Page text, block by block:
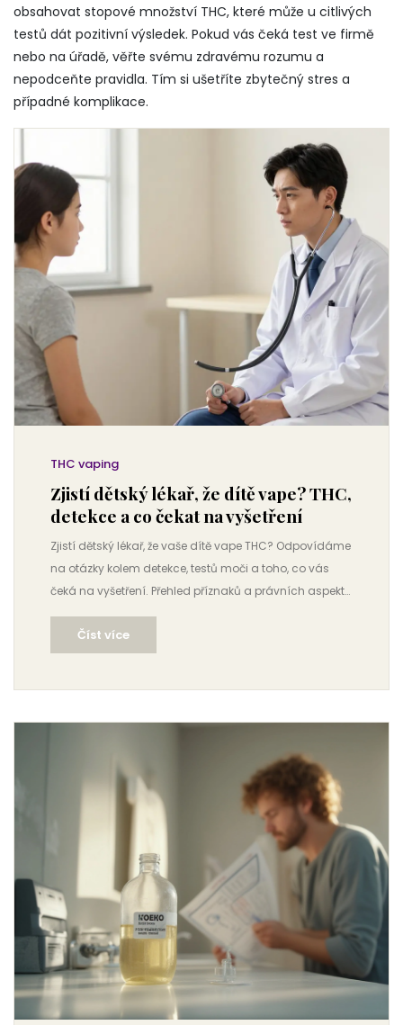
obsahovat stopové množství THC, které může u citlivých
testů dát pozitivní výsledek. Pokud vás čeká test ve firmě
nebo na úřadě, věřte svému zdravému rozumu a
nepodceňte pravidla. Tím si ušetříte zbytečný stres a
případné komplikace.
THC vaping
Zjistí dětský lékař, že dítě vape? THC,
detekce a co čekat na vyšetření
Zjistí dětský lékař, že vaše dítě vape THC? Odpovídáme
na otázky kolem detekce, testů moči a toho, co vás
čeká na vyšetření. Přehled příznaků a právních aspektů
v ČR.
Číst více